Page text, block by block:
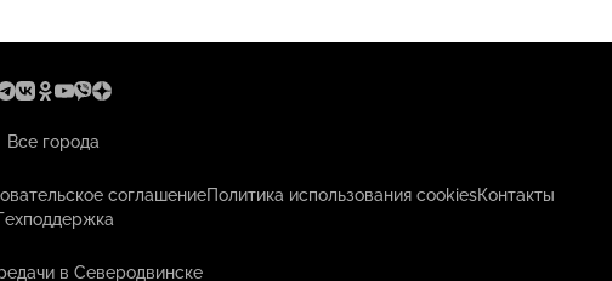
Все города
соглашениеПолитика использования cookiesКонтакты
в Северодвинске